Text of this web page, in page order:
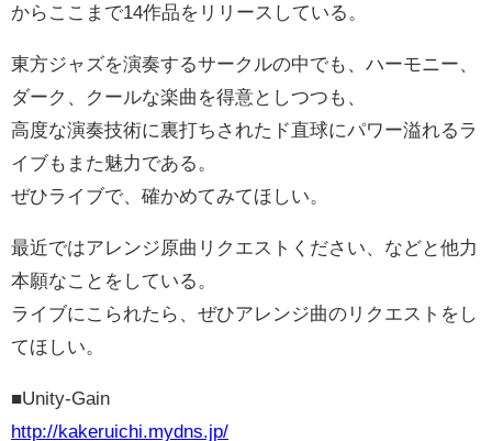
からここまで14作品をリリースしている。
東方ジャズを演奏するサークルの中でも、ハーモニー、
ダーク、クールな楽曲を得意としつつも、
高度な演奏技術に裏打ちされたド直球にパワー溢れるラ
イブもまた魅力である。
ぜひライブで、確かめてみてほしい。
最近ではアレンジ原曲リクエストください、などと他力
本願なことをしている。
ライブにこられたら、ぜひアレンジ曲のリクエストをし
てほしい。
■Unity-Gain
http://kakeruichi.mydns.jp/